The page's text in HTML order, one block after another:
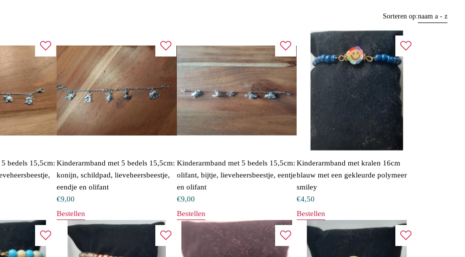
Sorteren op:naam a - z
bedels 15,5cm: Kinderarmband met 5 bedels 15,5cm:
konijn, schildpad, lieveheersbeestje,
eendje en olifant
€9,00
Bestellen
Kinderarmband met 5 bedels 15,5cm:
olifant, bijtje, lieveheersbeestje, eentje
en olifant
€9,00
Bestellen
Kinderarmband met kralen 16cm
blauw met een gekleurde polymeer
smiley
€4,50
Bestellen